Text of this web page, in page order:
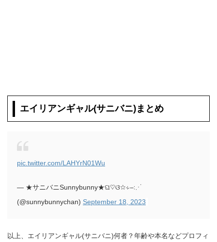
エイリアンギャル(サニバニ)まとめ
pic.twitter.com/LAHYrN01Wu
— ★サニバニSunnybunny★ଘ♡ଓ☆∻∹⋰
(@sunnybunnychan) September 18, 2023
以上、エイリアンギャル(サニバニ)何者？年齢や本名などプロフィ